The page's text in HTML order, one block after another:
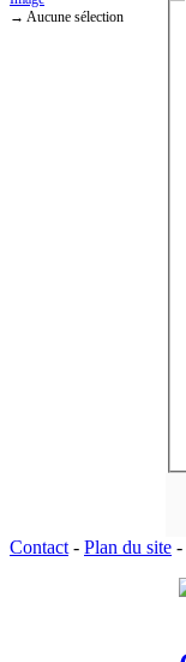
→ Aucune sélection
Contact - Plan du site -